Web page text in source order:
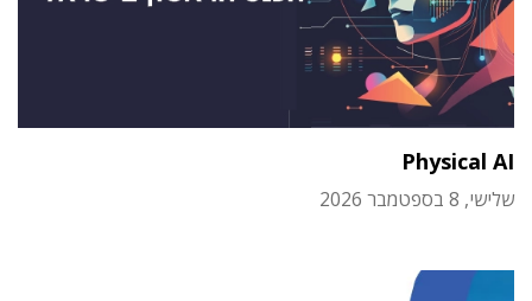
Physical AI
שלישי, 8 בספטמבר 2026